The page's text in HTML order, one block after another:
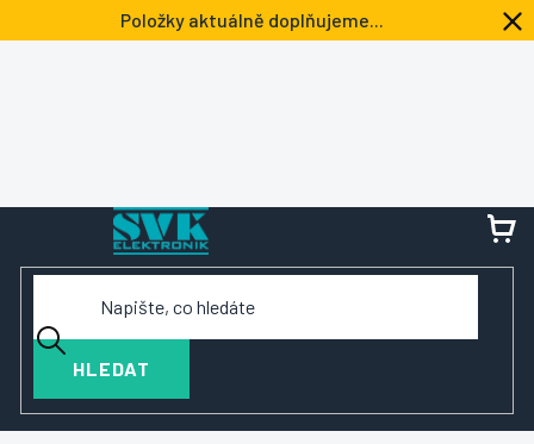
na
Položky aktuálně doplňujeme...
HLEDAT